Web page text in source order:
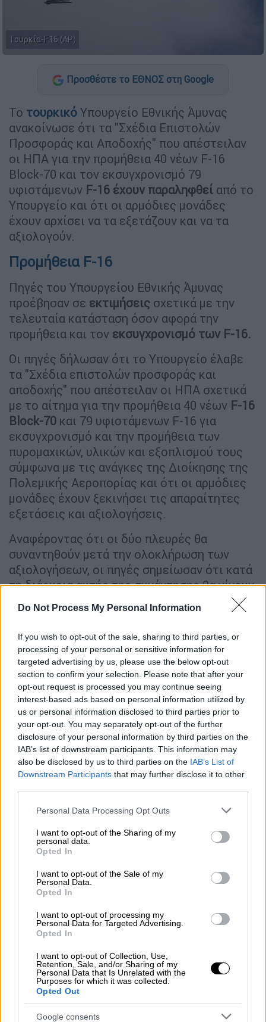
Do Not Process My Personal Information
If you wish to opt-out of the sale, sharing to third parties, or
processing of your personal or sensitive information for
targeted advertising by us, please use the below opt-out
section to confirm your selection. Please note that after your
opt-out request is processed you may continue seeing
interest-based ads based on personal information utilized by
us or personal information disclosed to third parties prior to
your opt-out. You may separately opt-out of the further
disclosure of your personal information by third parties on the
IAB’s list of downstream participants. This information may
also be disclosed by us to third parties on the IAB’s List of
Downstream Participants that may further disclose it to other
Please note that this website/app uses one or more Google
not limited to your visit or usage behaviour. You may click to
grant or deny consent to Google and its third-party tags to
use your data for below specified purposes in below Google
consent section.
Personal Data Processing Opt Outs
I want to opt-out of the Sharing of my
personal data.
Opted In
I want to opt-out of the Sale of my
Personal Data.
Opted In
I want to opt-out of processing my
Personal Data for Targeted Advertising.
Opted In
I want to opt-out of Collection, Use,
Retention, Sale, and/or Sharing of my
Personal Data that Is Unrelated with the
Purposes for which it was collected.
Opted Out
Google consents
Τουρκία-F16 (AP)
Προσθέστε το ΕΘΝΟΣ στη Google
Το τουρκικό Υπουργείο Εθνικής Άμυνας
ανακοίνωσε ότι τα "Σχέδια Επιστολών
Προσφοράς και Αποδοχής" που απέστειλαν
οι ΗΠΑ για την προμήθεια 40 νέων F-16
Block-70 και τον εκσυγχρονισμό 79
υφιστάμενων F-16 έχουν παραληφθεί από το
Υπουργείο και ότι οι αρμόδιες μονάδες
έχουν αρχίσει να τα εξετάζουν και να τα
αξιολογούν.
Προμήθεια F-16
Πηγές του Υπουργείου Εθνικής Άμυνας
προέβησαν σε εκτιμήσεις σχετικά με την
τελευταία κατάσταση όσον αφορά την
προμήθεια και τον εκσυγχρονισμό των F-16.
Οι πηγές δήλωσαν ότι το Υπουργείο έλαβε
τα "Σχέδια επιστολών προσφοράς και
αποδοχής" που απέστειλαν οι ΗΠΑ σχετικά
με το αίτημα για την προμήθεια 40 νέων F-16
Block-70 και 79 υφιστάμενων F-16 για
εκσυγχρονισμό και την προμήθεια των
πυρομαχικών, υλικών και εξοπλισμού τους
σύμφωνα με τις ανάγκες της Διοίκησης της
Πολεμικής Αεροπορίας και ότι οι αρμόδιες
μονάδες έχουν ξεκινήσει τις απαραίτητες
εξετάσεις και αξιολογήσεις.
Αναφέροντας ότι οι δύο πλευρές θα
συναντηθούν μετά την ολοκλήρωση των
αξιολογήσεων, οι πηγές σημείωσαν ότι κατά
τη διάρκεια αυτής της συνάντησης θα γίνουν
κοινές επισκοπήσεις και αξιολογήσεις.
Αναφέροντας ότι θα οριστικοποιηθεί η
συμφωνία και θα ξεκινήσει το
χρονοδιάγραμμα, οι πηγές δήλωσαν: "Η
τιμολόγηση θα γίνει με βάση τον κατάλογο
και τα προϊόντα. Όταν επιτευχθεί η τελική
συμφωνία, θα αποκαλυφθεί το συνολικό
κόστος αυτής της συμφωνίας. Η πρότασή
μας για τις δραστηριότητες παραγωγής και
εκσυγχρονισμού που θα πραγματοποιηθούν
στην Τουρκία έχει μεταφερθεί στις
αμερικανικές αρχές".
«Αναμένεται η θετική προσέγγιση της
Γερμανίας για το Eurofihgter»
Πηγές του Υπουργείου απάντησαν επίσης σε
ερωτήσεις σχετικά με το αν το θέμα του
Eurofighter ήταν στην ημερήσια διάταξη κατά
την επίσκεψη του Υπουργού
Εθνικής Άμυνας
Yasar Guler
Οι πηγές δήλωσαν: "Ο Υπουργός
επισκέφθηκε το Ηνωμένο Βασίλειο κατόπιν
επίσημης πρόσκλησης. Κατά τη διάρκεια
αυτής της επίσκεψης, ανταλλάχθηκαν
απόψεις για διμερή και περιφερειακά θέματα
άμυνας και ασφάλειας. Ένα από τα θέματα
της ημερήσιας διάταξης σε αυτή την